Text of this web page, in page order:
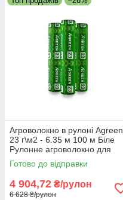
Агроволокно в рулоні Agreen
23 г\м2 - 6.35 м 100 м Біле
Рулонне агроволокно для
теплиці Біле агрополотно
Готово до відправки
4 904,72 ₴/рулон
6 628 ₴/рулон